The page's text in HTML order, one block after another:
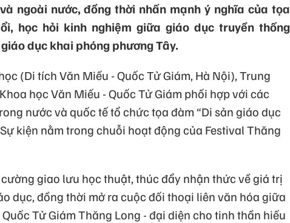
ngoài nước, đồng thời nhấn mạnh ý nghĩa của tọa
học hỏi kinh nghiệm giữa giáo dục truyền thống
dục khai phóng phương Tây.
(Di tích Văn Miếu - Quốc Tử Giám, Hà Nội), Trung
học Văn Miếu - Quốc Tử Giám phối hợp với các
nước và quốc tế tổ chức tọa đàm “Di sản giáo dục
kiện nằm trong chuỗi hoạt động của Festival Thăng
giao lưu học thuật, thúc đẩy nhận thức về giá trị
dục, đồng thời mở ra cuộc đối thoại liên văn hóa giữa
Tử Giám Thăng Long - đại diện cho tinh thần hiếu